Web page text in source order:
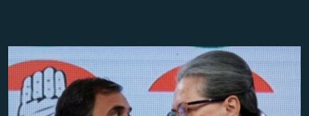
DEMOKRÁCIA
A PÉNZ NYOMÁBAN
EURÓPAI UNIÓ